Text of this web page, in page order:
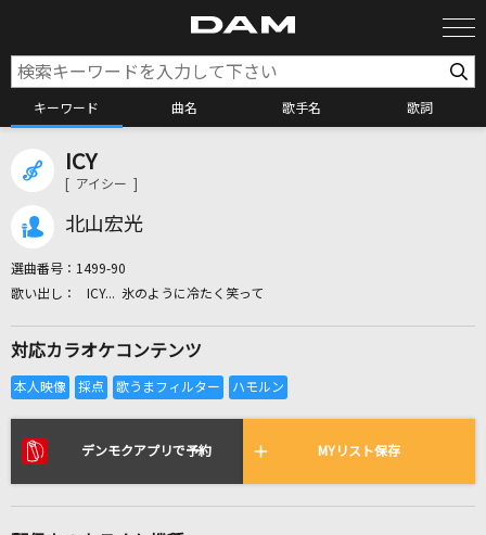
キーワード 曲名 歌手名 歌詞
全国りれき
リアルタイムで歌われている曲の一覧
ICY
[ アイシー ]
北山宏光
選曲番号： 1499-90
ICY... 氷のように冷たく笑って
対応カラオケコンテンツ
デンモクアプリで予約 MYリスト保存